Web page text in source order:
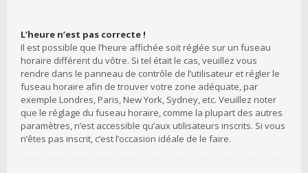
L’heure n’est pas correcte !
Il est possible que l’heure affichée soit réglée sur un fuseau
horaire différent du vôtre. Si tel était le cas, veuillez vous
rendre dans le panneau de contrôle de l’utilisateur et régler le
fuseau horaire afin de trouver votre zone adéquate, par
exemple Londres, Paris, New York, Sydney, etc. Veuillez noter
que le réglage du fuseau horaire, comme la plupart des autres
paramètres, n’est accessible qu’aux utilisateurs inscrits. Si vous
n’êtes pas inscrit, c’est l’occasion idéale de le faire.